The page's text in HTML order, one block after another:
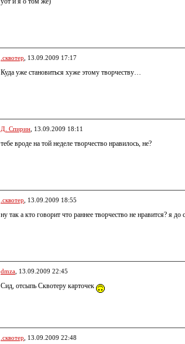
.сквотер , 13.09.2009 17:17
Куда уже становиться хуже этому творчеству…
Д. Спирин , 13.09.2009 18:11
тебе вроде на той неделе творчество нравилось, не?
.сквотер , 13.09.2009 18:55
ну так а кто говорит что раннее творчество не нравится? я
dmza , 13.09.2009 22:45
Сид, отсыпь Сквотеру карточек
.сквотер , 13.09.2009 22:48